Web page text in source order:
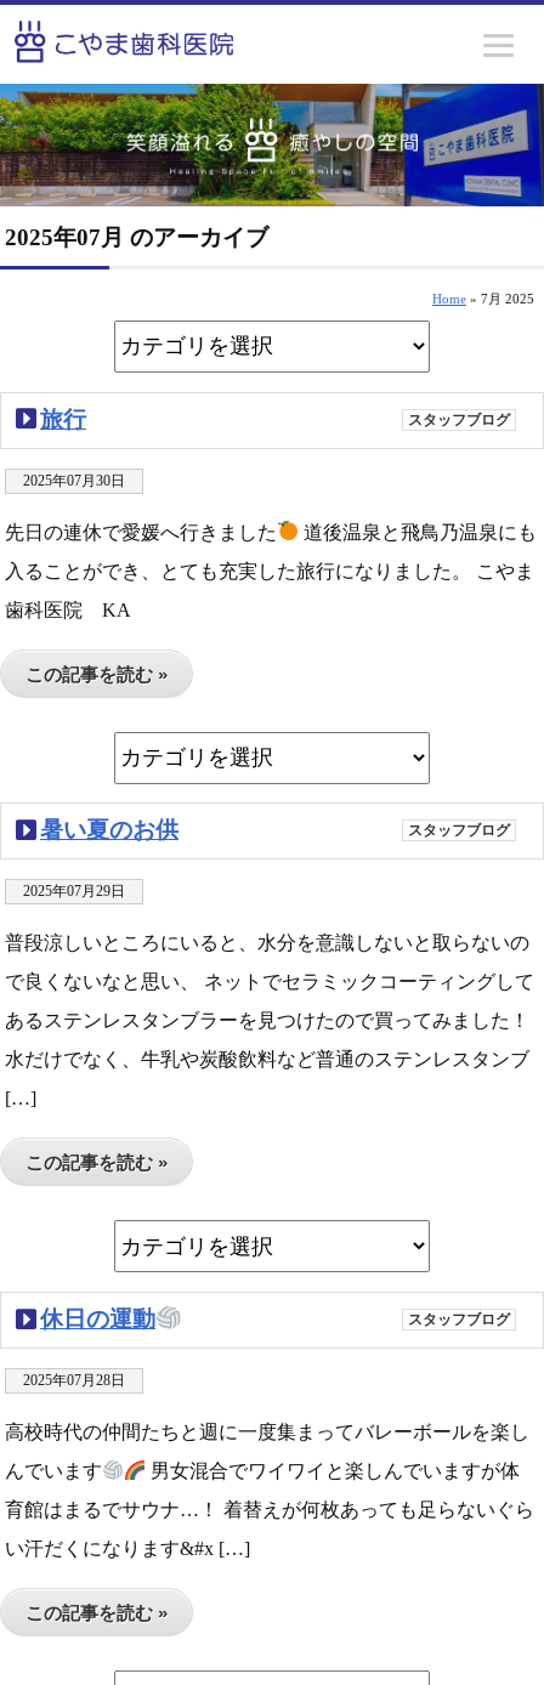
2025年07月 のアーカイブ
Home » 7月 2025
旅行 スタッフブログ
2025年07月30日
先日の連休で愛媛へ行きました
道後温泉と飛鳥乃温泉にも
入ることができ、とても充実した旅行になりました。 こやま
歯科医院 KA
この記事を読む »
暑い夏のお供 スタッフブログ
2025年07月29日
普段涼しいところにいると、水分を意識しないと取らないの
で良くないなと思い、 ネットでセラミックコーティングして
あるステンレスタンブラーを見つけたので買ってみました！
水だけでなく、牛乳や炭酸飲料など普通のステンレスタンブ
[…]
この記事を読む »
休日の運動 スタッフブログ
2025年07月28日
高校時代の仲間たちと週に一度集まってバレーボールを楽し
んでいます
男女混合でワイワイと楽しんでいますが体
育館はまるでサウナ…！ 着替えが何枚あっても足らないぐら
い汗だくになります&#x […]
この記事を読む »